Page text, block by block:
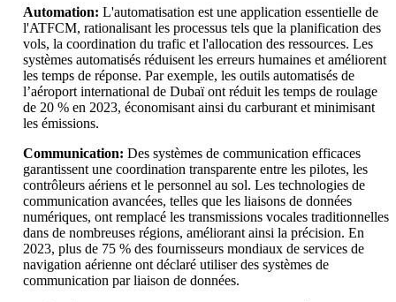
Automation: L'automatisation est une application essentielle de
l'ATFCM, rationalisant les processus tels que la planification des
vols, la coordination du trafic et l'allocation des ressources. Les
systèmes automatisés réduisent les erreurs humaines et améliorent
les temps de réponse. Par exemple, les outils automatisés de
l’aéroport international de Dubaï ont réduit les temps de roulage
de 20 % en 2023, économisant ainsi du carburant et minimisant
les émissions.
Communication: Des systèmes de communication efficaces
garantissent une coordination transparente entre les pilotes, les
contrôleurs aériens et le personnel au sol. Les technologies de
communication avancées, telles que les liaisons de données
numériques, ont remplacé les transmissions vocales traditionnelles
dans de nombreuses régions, améliorant ainsi la précision. En
2023, plus de 75 % des fournisseurs mondiaux de services de
navigation aérienne ont déclaré utiliser des systèmes de
communication par liaison de données.